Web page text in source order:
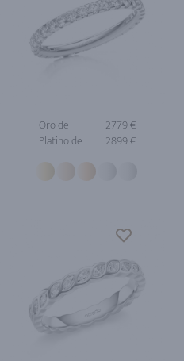
Oro de
2779 €
Platino de
2899 €